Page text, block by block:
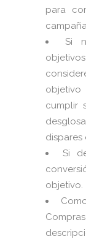
para
Si
objetivo
cumplir
dispares
Si
objetivo.